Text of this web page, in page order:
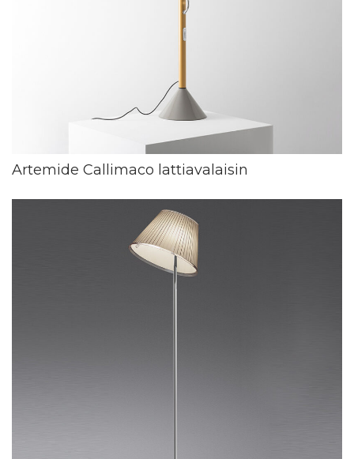
Artemide Callimaco lattiavalaisin